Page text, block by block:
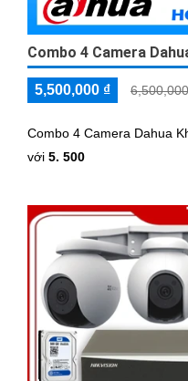
Combo 4 Camera
5,500,000 ₫
Combo 4 Camera Dahua
với 5. 500